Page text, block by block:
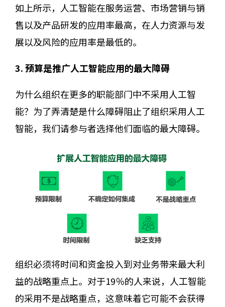
如上所示，人工智能在服务运营、市场营销与销
售以及产品研发的应用率最高，在人力资源与发
展以及风险的应用率是最低的。
3. 预算是推广人工智能应用的最大障碍
为什么组织在更多的职能部门中不采用人工智
能？为了弄清楚是什么障碍阻止了组织采用人工
智能，我们请参与者选择他们面临的最大障碍。
组织必须将时间和资金投入到对业务带来最大利
益的战略重点上。对于19％的人来说，人工智能
的采用不是战略重点，这意味着它可能不会获得